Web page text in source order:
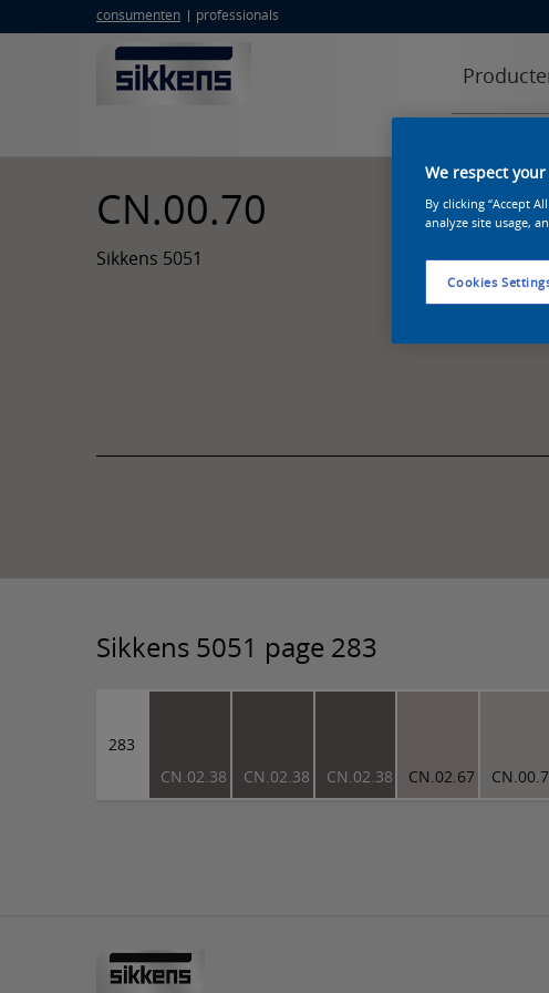
consumenten professionals
CN.00.70
Sikkens 5051
Sikkens 5051 page 283
283
CN.02.38
CN.02.38 CN.02.38 CN.02.67
We respect
By clicking “Accept
analyze site usage,
Cookies